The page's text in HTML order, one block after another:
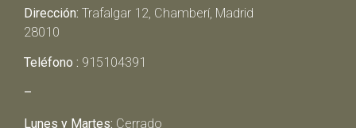
Dirección: Trafalgar 12, Chamberí, Madrid
28010
Teléfono : 915104391
–
Lunes y Martes: Cerrado